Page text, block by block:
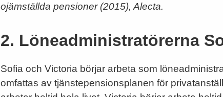
ojämställda pensioner (2015), Alecta.
2. Löneadministratörerna
Sofia och Victoria börjar arbeta som
omfattas av tjänstepensionsplanen för